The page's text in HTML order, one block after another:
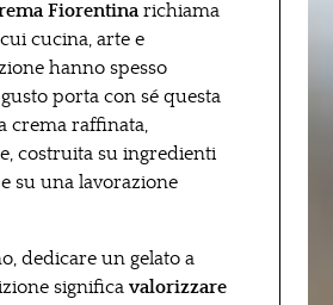
Fiorentinarichiama
cucina, arte e
hanno spesso
porta con sé questa
crema raffinata,
costruita su ingredienti
su una lavorazione
dedicare un gelato a
significa valorizzare